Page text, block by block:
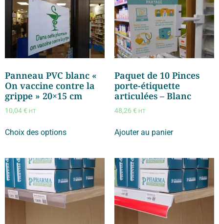
Panneau PVC blanc «
On vaccine contre la
grippe » 20×15 cm
10,04€ HT
Choix des options
Paquet de 10 Pinces
porte-étiquette
articulées – Blanc
48,26 € HT
Ajouter au panier